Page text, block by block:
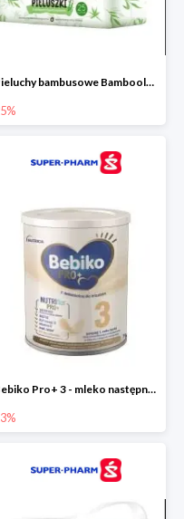
Pieluchy bambusowe Bamboolove S -25%
Bebiko Pro+ 3 - mleko następne dla dzieci -13%